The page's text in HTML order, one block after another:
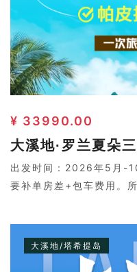
¥ 33990.00
大溪地·罗兰夏朵
出发时间：2026年5月-
要补单房差+包车费用。
大溪地/塔希提岛